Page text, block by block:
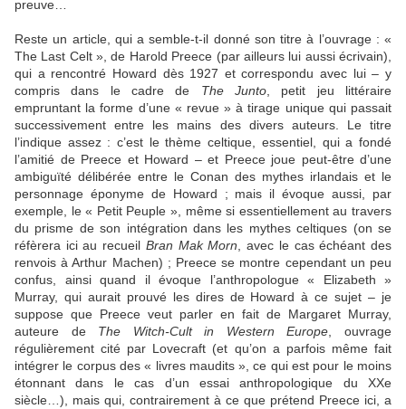
preuve…
Reste un article, qui a semble-t-il donné son titre à l’ouvrage : «
The Last Celt », de Harold Preece (par ailleurs lui aussi écrivain),
qui a rencontré Howard dès 1927 et correspondu avec lui – y
compris dans le cadre de The Junto , petit jeu littéraire
empruntant la forme d’une « revue » à tirage unique qui passait
successivement entre les mains des divers auteurs. Le titre
l’indique assez : c’est le thème celtique, essentiel, qui a fondé
l’amitié de Preece et Howard – et Preece joue peut-être d’une
ambiguïté délibérée entre le Conan des mythes irlandais et le
personnage éponyme de Howard ; mais il évoque aussi, par
exemple, le « Petit Peuple », même si essentiellement au travers
du prisme de son intégration dans les mythes celtiques (on se
réfèrera ici au recueil Bran Mak Morn , avec le cas échéant des
renvois à Arthur Machen) ; Preece se montre cependant un peu
confus, ainsi quand il évoque l’anthropologue « Elizabeth »
Murray, qui aurait prouvé les dires de Howard à ce sujet – je
suppose que Preece veut parler en fait de Margaret Murray,
auteure de The Witch-Cult in Western Europe , ouvrage
régulièrement cité par Lovecraft (et qu’on a parfois même fait
intégrer le corpus des « livres maudits », ce qui est pour le moins
étonnant dans le cas d’un essai anthropologique du XXe
siècle…), mais qui, contrairement à ce que prétend Preece ici, a